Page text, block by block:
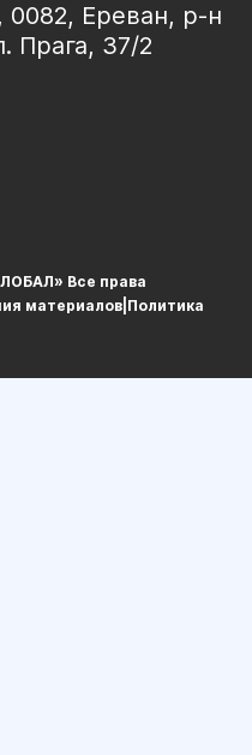
Ереван, р-н
Прага, 37/2
Все права
материалов Политика